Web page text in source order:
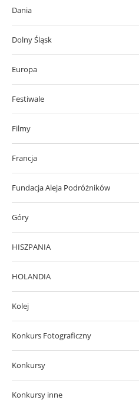
Dania
Dolny Śląsk
Europa
Festiwale
Filmy
Francja
Fundacja Aleja Podróżników
Góry
HISZPANIA
HOLANDIA
Kolej
Konkurs Fotograficzny
Konkursy
Konkursy inne